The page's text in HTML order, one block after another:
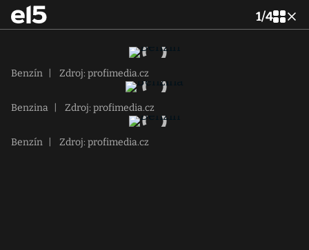
1/4
Benzín Zdroj: profimedia.cz
Benzina Zdroj: profimedia.cz
Benzín Zdroj: profimedia.cz